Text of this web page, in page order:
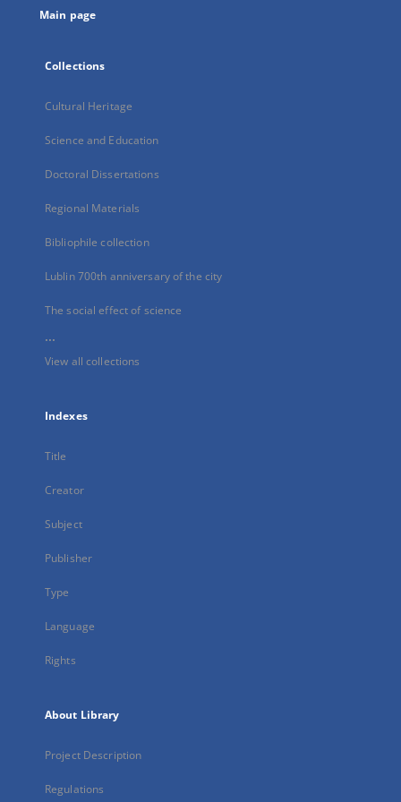
Main page
Collections
Cultural Heritage
Science and Education
Doctoral Dissertations
Regional Materials
Bibliophile collection
Lublin 700th anniversary of the city
The social effect of science
...
View all collections
Indexes
Title
Creator
Subject
Publisher
Type
Language
Rights
About Library
Project Description
Regulations